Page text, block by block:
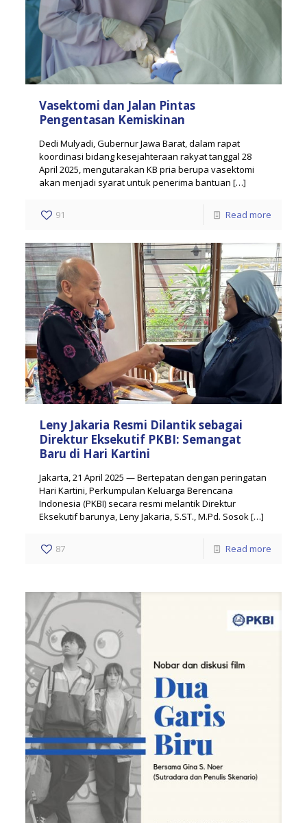
Vasektomi dan Jalan Pintas
Pengentasan Kemiskinan
Dedi Mulyadi, Gubernur Jawa Barat, dalam rapat
koordinasi bidang kesejahteraan rakyat tanggal 28
April 2025, mengutarakan KB pria berupa vasektomi
akan menjadi syarat untuk penerima bantuan […]
91 Read more
Leny Jakaria Resmi Dilantik sebagai
Direktur Eksekutif PKBI: Semangat
Baru di Hari Kartini
Jakarta, 21 April 2025 — Bertepatan dengan peringatan
Hari Kartini, Perkumpulan Keluarga Berencana
Indonesia (PKBI) secara resmi melantik Direktur
Eksekutif barunya, Leny Jakaria, S.ST., M.Pd. Sosok[…]
87 Read more